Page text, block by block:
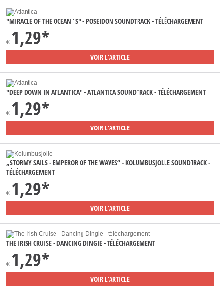
"MIRACLE OF THE OCEAN`S" - POSEIDON SOUNDTRACK - TÉLÉCHARGEMENT
€ 1,29*
VOIR L’ARTICLE
"DEEP DOWN IN ATLANTICA" - ATLANTICA SOUNDTRACK - TÉLÉCHARGEMENT
€ 1,29*
VOIR L’ARTICLE
„STORMY SAILS - EMPEROR OF THE WAVES“ - KOLUMBUSJOLLE SOUNDTRACK -
TÉLÉCHARGEMENT
€ 1,29*
VOIR L’ARTICLE
THE IRISH CRUISE - DANCING DINGIE - TÉLÉCHARGEMENT
€ 1,29*
VOIR L’ARTICLE